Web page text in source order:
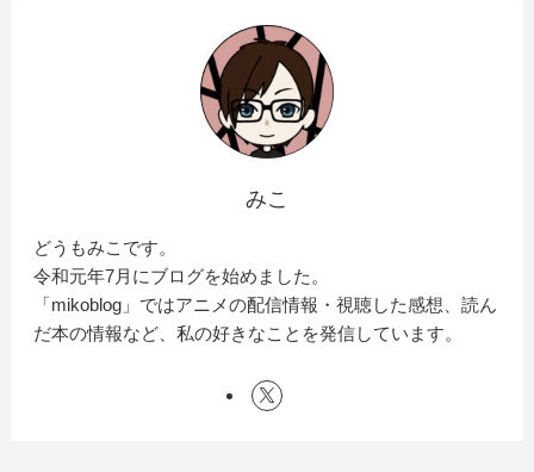
みこ
どうもみこです。
令和元年7月にブログを始めました。
「mikoblog」ではアニメの配信情報・視聴した感想、読ん
だ本の情報など、私の好きなことを発信しています。